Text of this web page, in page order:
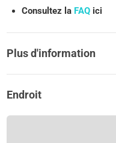
Consultez la FAQ ici
Plus d'information
Endroit